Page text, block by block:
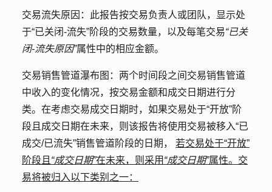
交易流失原因：
此报告按交易负责人或团队，显示处
于“已关闭-流失”阶段的交易数量，以及每笔交易“已关
闭-流失原因”属性中的相应金额。
交易销售管道瀑布图： 两个时间段之间交易销售管道
中收入的变化情况，按交易金额和成交日期进行分
类。在考虑交易成交日期时，如果交易处于“开放”阶
段且成交日期在未来，则该报告将使用交易被移入“已
成交/已流失”销售管道阶段的日期， 若交易处于“开放”
阶段且“成交日期”在未来，则采用 “成交日期”属性。交
易将被归入以下类别之一：